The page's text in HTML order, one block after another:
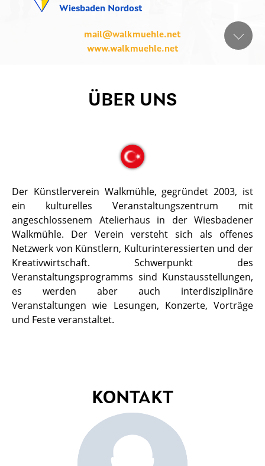
Wiesbaden Nordost
mail@walkmuehle.net
www.walkmuehle.net
ÜBER UNS
Der Künstlerverein Walkmühle, gegründet 2003, ist
ein kulturelles Veranstaltungszentrum mit
angeschlossenem Atelierhaus in der Wiesbadener
Walkmühle. Der Verein versteht sich als offenes
Netzwerk von Künstlern, Kulturinteressierten und der
Kreativwirtschaft. Schwerpunkt des
Veranstaltungsprogramms sind Kunstausstellungen,
es werden aber auch interdisziplinäre
Veranstaltungen wie Lesungen, Konzerte, Vorträge
und Feste veranstaltet.
KONTAKT